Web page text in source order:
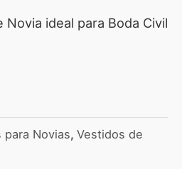
ideal para Boda Civil
para Novias, Vestidos de